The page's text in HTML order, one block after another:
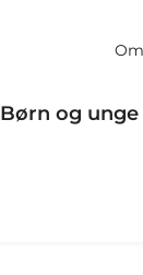
Børn og unge